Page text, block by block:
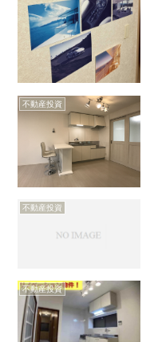
不動産投資
不動産投資
不動産投資